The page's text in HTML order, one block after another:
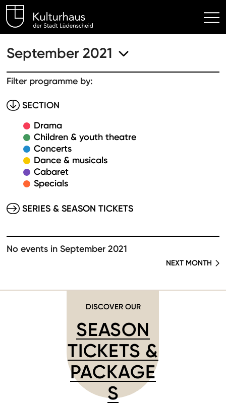
Kulturhaus Lüdenscheid
September 2021
Filter programme by:
SECTION
Drama
Children & youth theatre
Concerts
Dance & musicals
Cabaret
Specials
SERIES & SEASON TICKETS
No events in September 2021
NEXT MONTH
DISCOVER OUR
SEASON
TICKETS &
PACKAGE
S